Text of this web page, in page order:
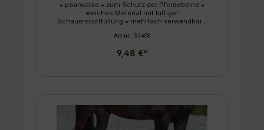
• paarweise • zum Schutz der Pferdebeine •
weiches Material mit luftiger
Schaumstofffüllung • mehrfach verwendbar •
Art.nr.: 32408
9,48 €*